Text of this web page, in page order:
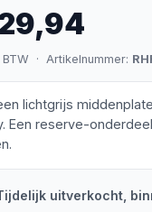
BTW · Artikelnummer:
lichtgrijs
Een reserve-
uitverkocht,